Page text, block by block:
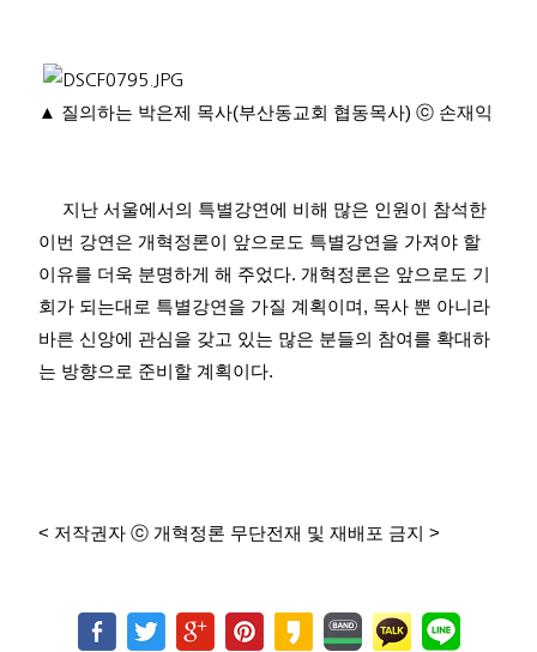
▲ 질의하는 박은제 목사(부산동교회 협동목사) ⓒ 손재익
지난 서울에서의 특별강연에 비해 많은 인원이 참석한
이번 강연은 개혁정론이 앞으로도 특별강연을 가져야 할
이유를 더욱 분명하게 해 주었다. 개혁정론은 앞으로도 기
회가 되는대로 특별강연을 가질 계획이며 , 목사 뿐 아니라
바른 신앙에 관심을 갖고 있는 많은 분들의 참여를 확대하
는 방향으로 준비할 계획이다.
< 저작권자 ⓒ 개혁정론 무단전재 및 재배포 금지 >